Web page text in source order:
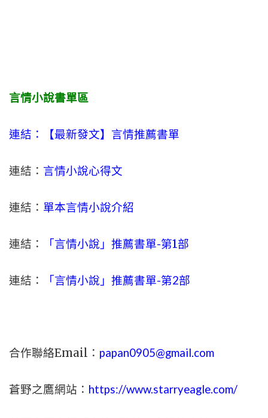
言情小說書單區
連結：【最新發文】 言情推薦書單
連結： 言情小說心得文
連結： 單本言情小說介紹
連結： 「言情小說」推薦書單-第1部
連結： 「言情小說」推薦書單-第2部
合作聯絡Email： papan0905@gmail.com
蒼野之鷹網站： https://www.starryeagle.com/